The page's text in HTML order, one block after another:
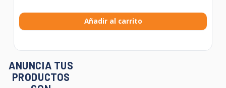
Añadir al carrito
ANUNCIA TUS
PRODUCTOS